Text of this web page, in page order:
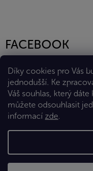
Díky cookies pro Vás
jednodušší. Ke
Váš souhlas, který
můžete odsouhlasit
informací zde.
FACEBOOK
Copyright 2026Eshop